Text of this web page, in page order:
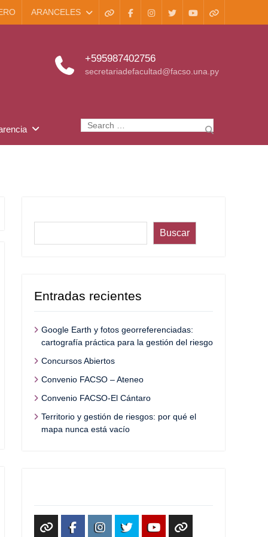
WhatsAppFacebookInstagram
X YoutubeTikTok
ARANCELES
+595987402756
secretariadefacultad@facso.una.py
Search
for:
Buscar
Entradas recientes
Google Earth y fotos georreferenciadas:
cartografía práctica para la gestión del riesgo
Concursos Abiertos
Convenio FACSO – Ateneo
Convenio FACSO-El Cántaro
Territorio y gestión de riesgos: por qué el
mapa nunca está vacío